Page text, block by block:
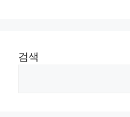
검색